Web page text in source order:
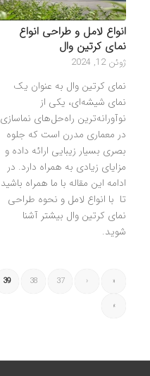
انواع لامل و طراحی انواع
نمای کرتین وال
ژوئن 12, 2024
نمای کرتین وال به عنوان یک
نمای شیشه‌ای، یکی از
نوآورانه‌ترین راه‌حل‌های نماسازی
در معماری مدرن است که جلوه
بصری بسیار زیبایی ارائه داده و
مزایای زیادی به همراه دارد. در
ادامه این مقاله با ما همراه باشید
تا با انواع لامل و نحوه طراحی
نمای کرتین وال بیشتر آشنا
شوید.
«
‹
37
38
39
»